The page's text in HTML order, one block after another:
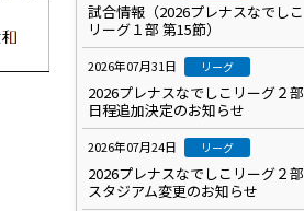
試合情報（2026プレナスなでしこ
リーグ１部 第15節）
2026年07月31日 リーグ
2026プレナスなでしこリーグ２部
日程追加決定のお知らせ
2026年07月24日 リーグ
2026プレナスなでしこリーグ２部
スタジアム変更のお知らせ